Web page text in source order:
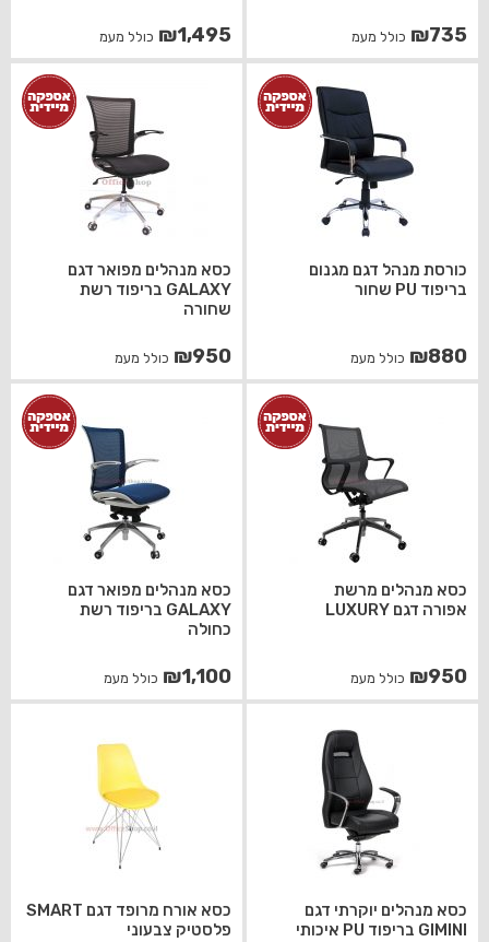
₪735 כולל מעמ ₪1,495 כולל מעמ
כורסת מנהל דגם מגנום
בריפוד PU שחור
₪880 כולל מעמ
כסא מנהלים מפואר דגם
GALAXY בריפוד רשת
שחורה
₪950 כולל מעמ
כסא מנהלים מרשת
אפורה דגם LUXURY
₪950 כולל מעמ
כסא מנהלים מפואר דגם
GALAXY בריפוד רשת
כחולה
₪1,100 כולל מעמ
כסא מנהלים יוקרתי דגם
GIMINI בריפוד PU איכותי
כסא אורח מרופד דגם SMART
פלסטיק צבעוני